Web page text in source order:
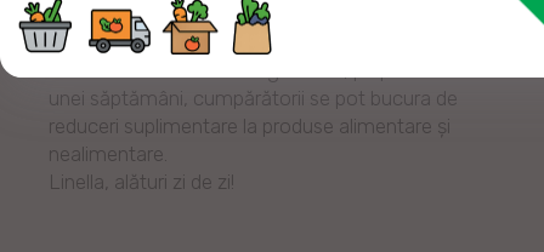
Localnicii au rămas plăcut surprinși de sortimentul
variat și reducerile bune.
unei săptămâni, cumpărătorii se pot bucura de
reduceri suplimentare la produse alimentare și
nealimentare.
Linella, alături zi de zi!